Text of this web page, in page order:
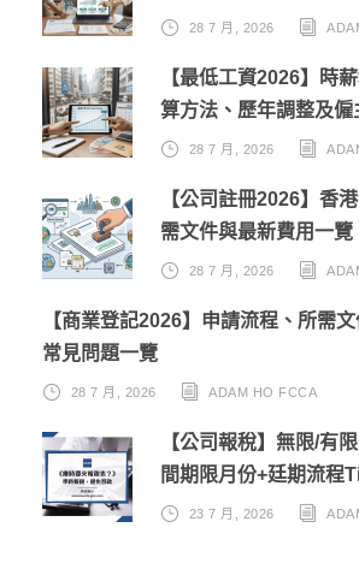
28 7 月, 2026
【最低工資2026】時
算方法、歷年調整及僱
28 7 月, 2026
【公司註冊2026】香
需文件與最新費用一覽
28 7 月, 2026
【商業登記2026】申請流程、所需
常見問題一覽
28 7 月, 2026 ADAM HO FCCA
【公司報稅】無限/有
間期限月份+廷期流程
23 7 月, 2026